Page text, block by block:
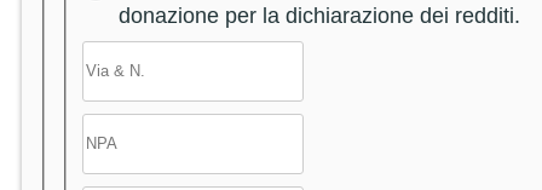
donazione per la dichiarazione dei redditi.